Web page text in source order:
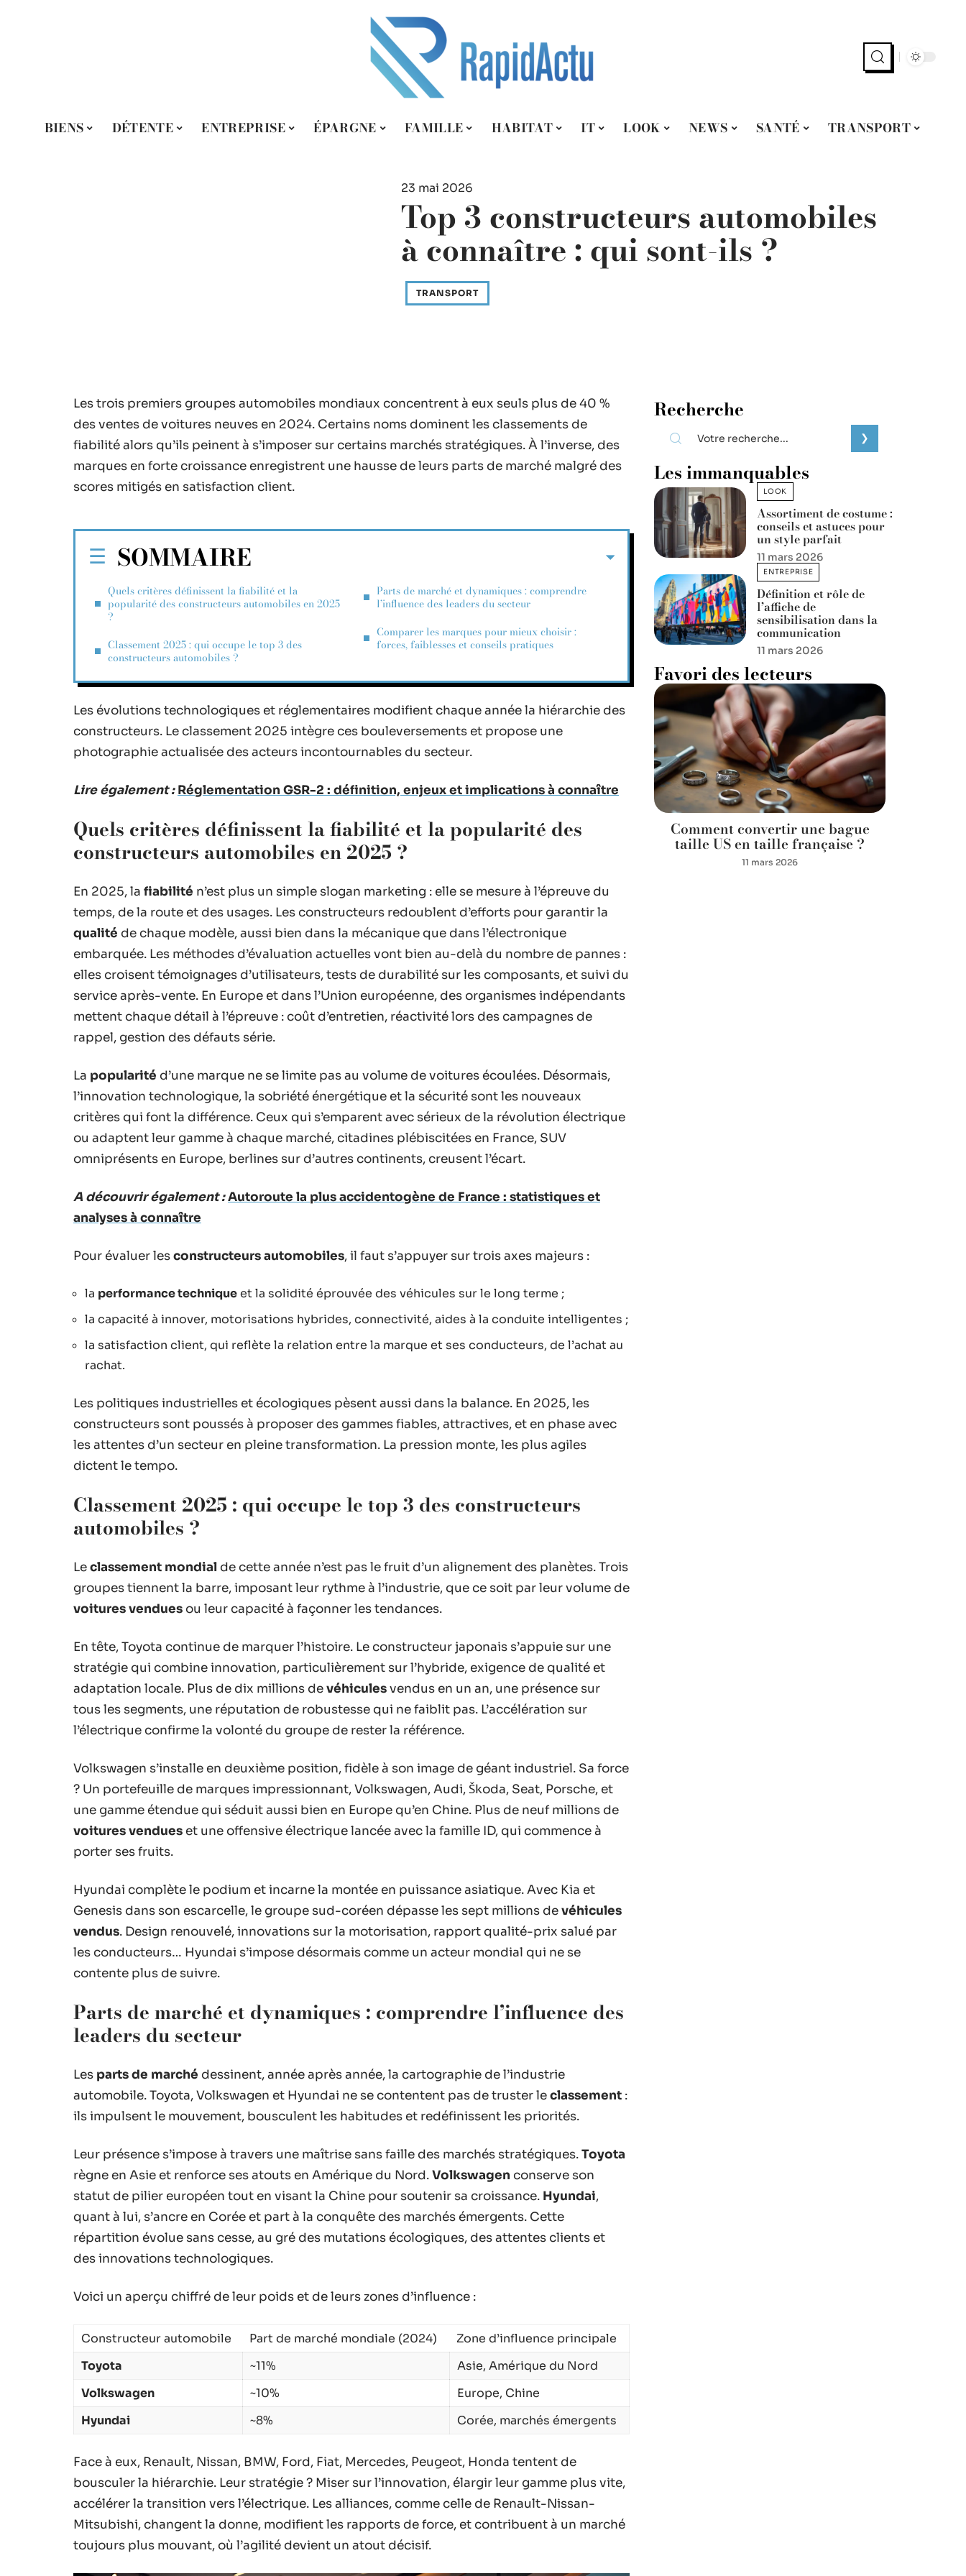
BIENS DÉTENTE ENTREPRISE ÉPARGNE FAMILLE HABITAT IT LOOK NEWS SANTÉ TRANSPORT
23 mai 2026
Top 3 constructeurs automobiles
à connaître : qui sont-ils ?
TRANSPORT
Les trois premiers groupes automobiles mondiaux concentrent à eux seuls plus de 40 %
des ventes de voitures neuves en 2024. Certains noms dominent les classements de
fiabilité alors qu’ils peinent à s’imposer sur certains marchés stratégiques. À l’inverse, des
marques en forte croissance enregistrent une hausse de leurs parts de marché malgré des
scores mitigés en satisfaction client.
SOMMAIRE
Quels critères définissent la fiabilité et la
popularité des constructeurs automobiles en 2025
?
Classement 2025 : qui occupe le top 3 des
constructeurs automobiles ?
Parts de marché et dynamiques : comprendre
l’influence des leaders du secteur
Comparer les marques pour mieux choisir :
forces, faiblesses et conseils pratiques
Les évolutions technologiques et réglementaires modifient chaque année la hiérarchie des
constructeurs. Le classement 2025 intègre ces bouleversements et propose une
photographie actualisée des acteurs incontournables du secteur.
Lire également : Réglementation GSR-2 : définition, enjeux et implications à connaître
Quels critères définissent la fiabilité et la popularité des
constructeurs automobiles en 2025 ?
En 2025, la fiabilité n’est plus un simple slogan marketing : elle se mesure à l’épreuve du
temps, de la route et des usages. Les constructeurs redoublent d’efforts pour garantir la
qualité de chaque modèle, aussi bien dans la mécanique que dans l’électronique
embarquée. Les méthodes d’évaluation actuelles vont bien au-delà du nombre de pannes :
elles croisent témoignages d’utilisateurs, tests de durabilité sur les composants, et suivi du
service après-vente. En Europe et dans l’Union européenne, des organismes indépendants
mettent chaque détail à l’épreuve : coût d’entretien, réactivité lors des campagnes de
rappel, gestion des défauts série.
La popularité d’une marque ne se limite pas au volume de voitures écoulées. Désormais,
l’innovation technologique, la sobriété énergétique et la sécurité sont les nouveaux
critères qui font la différence. Ceux qui s’emparent avec sérieux de la révolution électrique
ou adaptent leur gamme à chaque marché, citadines plébiscitées en France, SUV
omniprésents en Europe, berlines sur d’autres continents, creusent l’écart.
A découvrir également :Autoroute la plus accidentogène de France : statistiques et
analyses à connaître
Pour évaluer lesconstructeurs automobiles, il faut s’appuyer sur trois axes majeurs :
la performance techniqueet la solidité éprouvée des véhicules sur le long terme ;
la capacité à innover, motorisations hybrides, connectivité, aides à la conduite intelligentes ;
la satisfaction client, qui reflète la relation entre la marque et ses conducteurs, de l’achat au
rachat.
Les politiques industrielles et écologiques pèsent aussi dans la balance. En 2025, les
constructeurs sont poussés à proposer des gammes fiables, attractives, et en phase avec
les attentes d’un secteur en pleine transformation. La pression monte, les plus agiles
dictent le tempo.
Classement 2025 : qui occupe le top 3 des constructeurs
automobiles ?
Leclassement mondial de cette année n’est pas le fruit d’un alignement des planètes. Trois
groupes tiennent la barre, imposant leur rythme à l’industrie, que ce soit par leur volume de
voitures vendues ou leur capacité à façonner les tendances.
En tête, Toyota continue de marquer l’histoire. Le constructeur japonais s’appuie sur une
stratégie qui combine innovation, particulièrement sur l’hybride, exigence de qualité et
adaptation locale. Plus de dix millions devéhiculesvendus en un an, une présence sur
tous les segments, une réputation de robustesse qui ne faiblit pas. L’accélération sur
l’électrique confirme la volonté du groupe de rester la référence.
Volkswagen s’installe en deuxième position, fidèle à son image de géant industriel. Sa force
? Un portefeuille de marques impressionnant, Volkswagen, Audi, Škoda, Seat, Porsche, et
une gamme étendue qui séduit aussi bien en Europe qu’en Chine. Plus de neuf millions de
voitures vendues et une offensive électrique lancée avec la famille ID, qui commence à
porter ses fruits.
Hyundai complète le podium et incarne la montée en puissance asiatique. Avec Kia et
Genesis dans son escarcelle, le groupe sud-coréen dépasse les sept millions devéhicules
vendus. Design renouvelé, innovations sur la motorisation, rapport qualité-prix salué par
les conducteurs… Hyundai s’impose désormais comme un acteur mondial qui ne se
contente plus de suivre.
Parts de marché et dynamiques : comprendre l’influence des
leaders du secteur
Les parts de marché dessinent, année après année, la cartographie de l’industrie
automobile. Toyota, Volkswagen et Hyundai ne se contentent pas de truster leclassement :
ils impulsent le mouvement, bousculent les habitudes et redéfinissent les priorités.
Leur présence s’impose à travers une maîtrise sans faille des marchés stratégiques.Toyota
règne en Asie et renforce ses atouts en Amérique du Nord.Volkswagen conserve son
statut de pilier européen tout en visant la Chine pour soutenir sa croissance. Hyundai,
quant à lui, s’ancre en Corée et part à la conquête des marchés émergents. Cette
répartition évolue sans cesse, au gré des mutations écologiques, des attentes clients et
des innovations technologiques.
Voici un aperçu chiffré de leur poids et de leurs zones d’influence :
Constructeur automobile Part de marché mondiale (2024)
Zone d’influence principale
Toyota
~11%
Asie, Amérique du Nord
Volkswagen
~10%
Europe, Chine
Hyundai
~8% Corée, marchés émergents
Face à eux, Renault, Nissan, BMW, Ford, Fiat, Mercedes, Peugeot, Honda tentent de
bousculer la hiérarchie. Leur stratégie ? Miser sur l’innovation, élargir leur gamme plus vite,
accélérer la transition vers l’électrique. Les alliances, comme celle de Renault-Nissan-
Mitsubishi, changent la donne, modifient les rapports de force, et contribuent à un marché
toujours plus mouvant, où l’agilité devient un atout décisif.
Recherche
Les immanquables
LOOK
Assortiment de costume :
conseils et astuces pour
un style parfait
11 mars 2026
ENTREPRISE
Définition et rôle de
l’affiche de
sensibilisation dans la
communication
11 mars 2026
Favori des lecteurs
Comment convertir une bague
taille US en taille française ?
11 mars 2026